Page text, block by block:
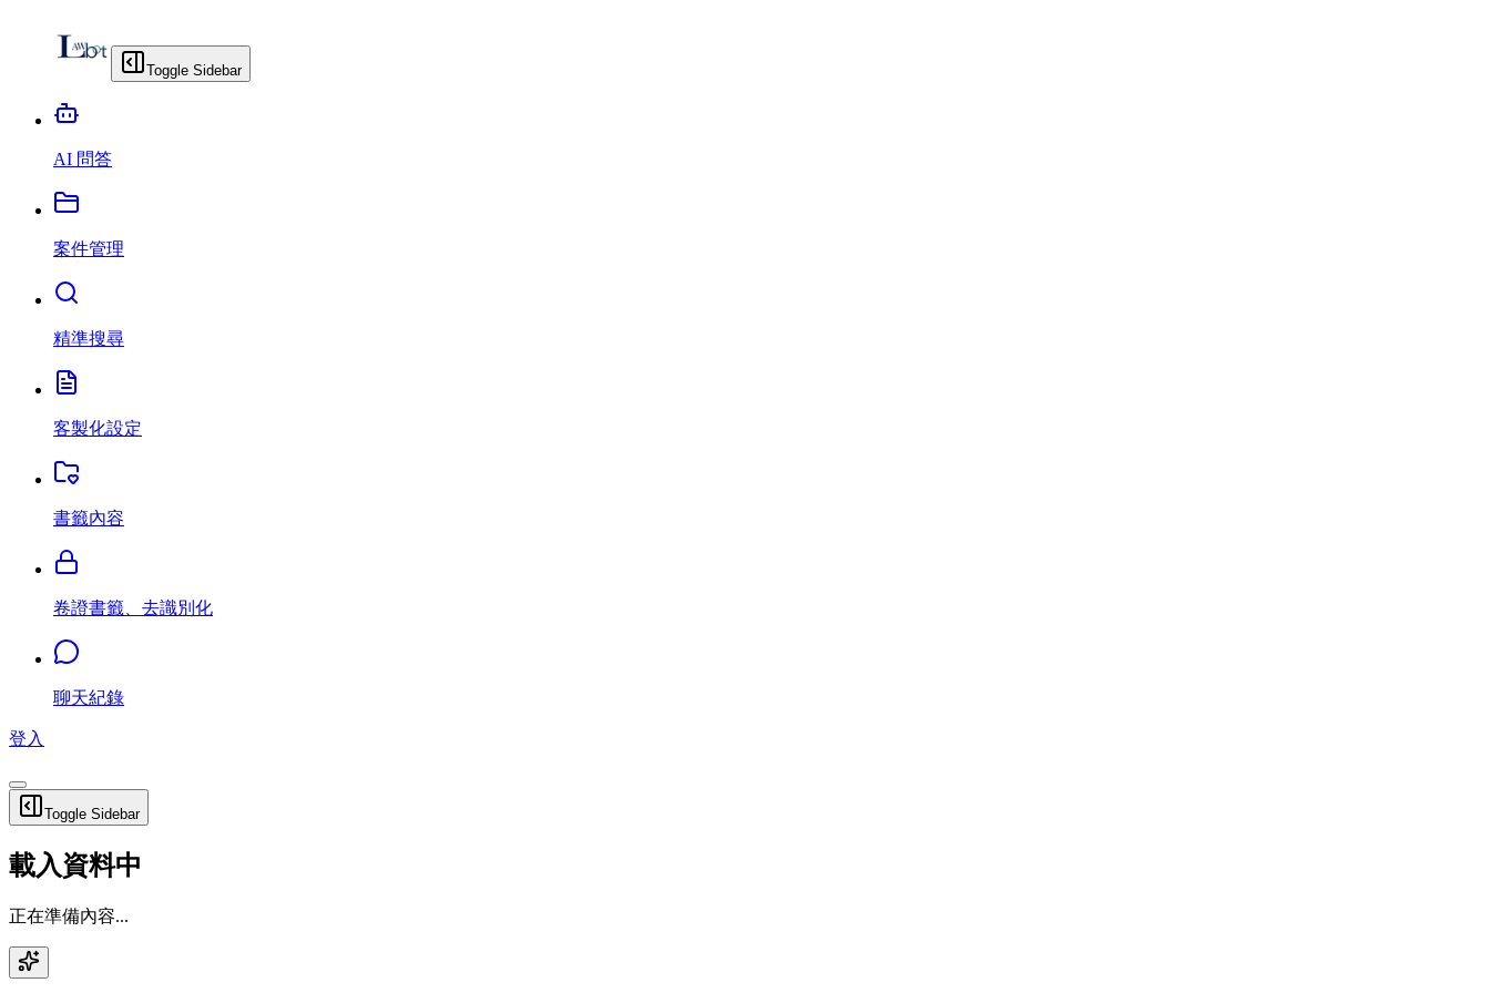
Toggle Sidebar
AI 問答
案件管理
精準搜尋
客製化設定
書籤內容
卷證書籤、去識別化
聊天紀錄
登入
Toggle Sidebar
載入資料中
正在準備內容...